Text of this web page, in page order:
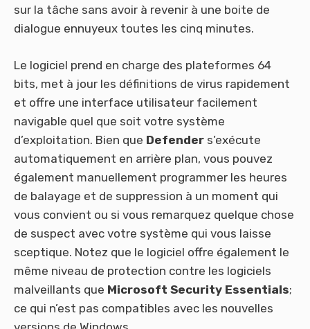
sur la tâche sans avoir à revenir à une boite de
dialogue ennuyeux toutes les cinq minutes.
Le logiciel prend en charge des plateformes 64
bits, met à jour les définitions de virus rapidement
et offre une interface utilisateur facilement
navigable quel que soit votre système
d’exploitation. Bien que Defender s’exécute
automatiquement en arrière plan, vous pouvez
également manuellement programmer les heures
de balayage et de suppression à un moment qui
vous convient ou si vous remarquez quelque chose
de suspect avec votre système qui vous laisse
sceptique. Notez que le logiciel offre également le
même niveau de protection contre les logiciels
malveillants que Microsoft Security Essentials;
ce qui n’est pas compatibles avec les nouvelles